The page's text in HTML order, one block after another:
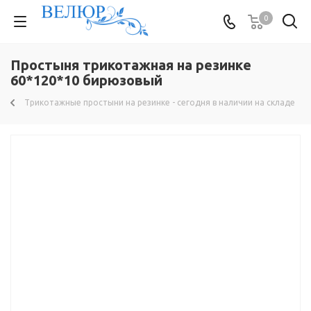
0
Простыня трикотажная на резинке
60*120*10 бирюзовый
Трикотажные простыни на резинке - сегодня в наличии на складе